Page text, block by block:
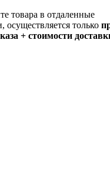
товара в отдаленные
только
+ стоимости